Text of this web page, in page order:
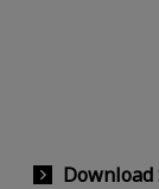
Download